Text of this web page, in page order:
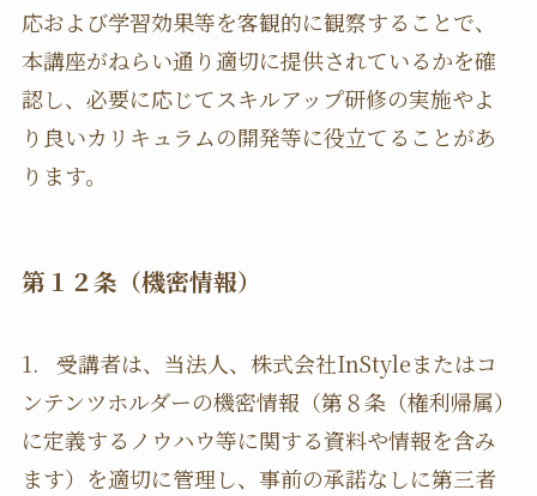
応および学習効果等を客観的に観察することで、
本講座がねらい通り適切に提供されているかを確
認し、必要に応じてスキルアップ研修の実施やよ
り良いカリキュラムの開発等に役立てることがあ
ります。
第１２条（機密情報）
1. 受講者は、当法人、株式会社InStyleまたはコ
ンテンツホルダーの機密情報（第８条（権利帰属）
に定義するノウハウ等に関する資料や情報を含み
ます）を適切に管理し、事前の承諾なしに第三者